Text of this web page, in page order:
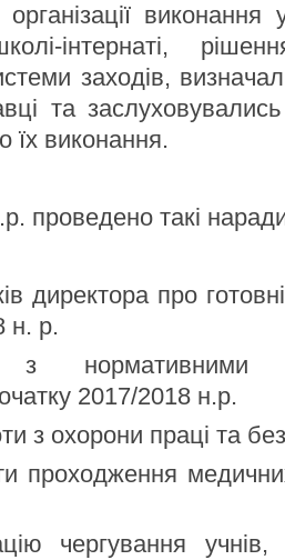
виконання
інтернаті,
заходів,
та
їх виконання.
проведено такі
директора про
н. р.
з нормативними
2017/2018 н.р.
з охорони праці та
проходження
чергування учнів,